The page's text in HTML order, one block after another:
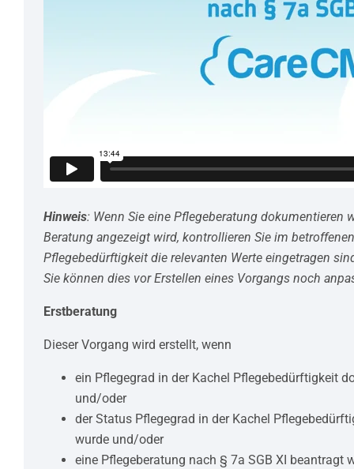
Hinweis: Wenn Sie eine Pflegeberatung dokumentieren
Beratung angezeigt wird, kontrollieren Sie im
Pflegebedürftigkeit die relevanten Werte eingetragen
Sie können dies vor Erstellen eines Vorgangs noch
Erstberatung
Dieser Vorgang wird erstellt, wenn
ein Pflegegrad in der Kachel Pflegebedürftigkeit
und/oder
der Status Pflegegrad in der Kachel
wurde und/oder
eine Pflegeberatung nach § 7a SGB XI beantragt